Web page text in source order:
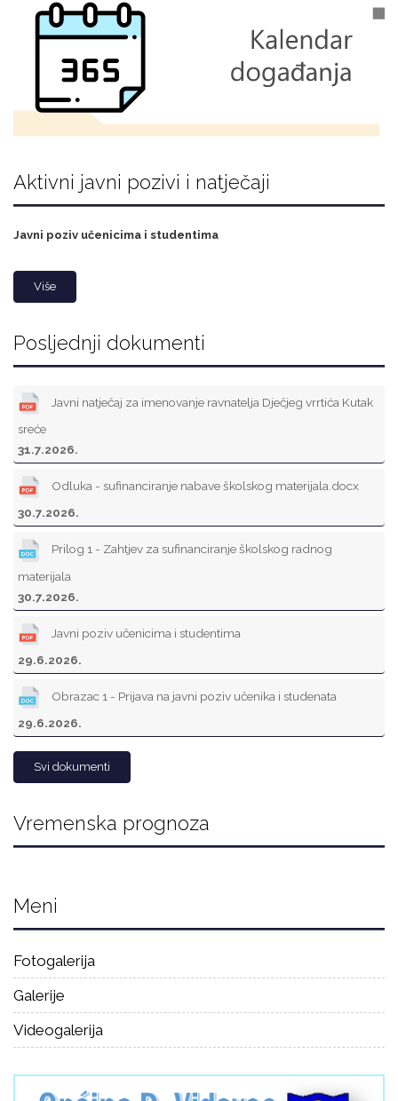
Aktivni javni pozivi i natječaji
Javni poziv učenicima i studentima
Više
Posljednji dokumenti
Javni natječaj za imenovanje ravnatelja Dječjeg vrrtića Kutak
sreće
31.7.2026.
Odluka - sufinanciranje nabave školskog materijala.docx
30.7.2026.
Prilog 1 - Zahtjev za sufinanciranje školskog radnog
materijala
30.7.2026.
Javni poziv učenicima i studentima
29.6.2026.
Obrazac 1 - Prijava na javni poziv učenika i studenata
29.6.2026.
Svi dokumenti
Vremenska prognoza
Meni
Fotogalerija
Galerije
Videogalerija